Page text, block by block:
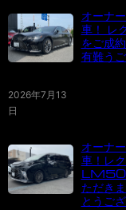
2026年7月13
日
オーナ
車！
をご成
有難う
オーナ
車！レ
ただき
とうご